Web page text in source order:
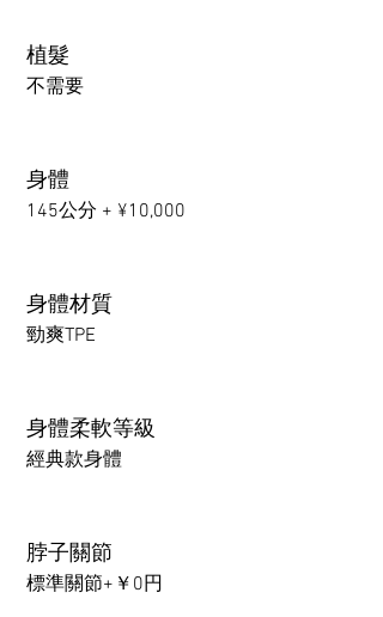
植髮
不需要
身體
145公分 + ¥10,000
身體材質
勁爽TPE
身體柔軟等級
經典款身體
脖子關節
標準關節+￥0円